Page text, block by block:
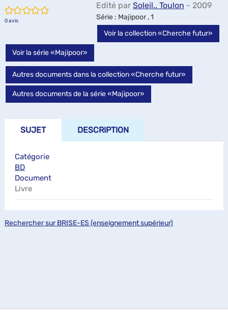
/5
0avis
Edité par Soleil.. Toulon - 2009
Série : Majipoor , 1
Voir la collection «Cherche futur»
Voir la série «Majipoor»
Autres documents dans la collection «Cherche futur»
Autres documents de la série «Majipoor»
SUJET DESCRIPTION
Catégorie
BD
Document
Livre
Rechercher sur BRISE-ES (enseignement supérieur)